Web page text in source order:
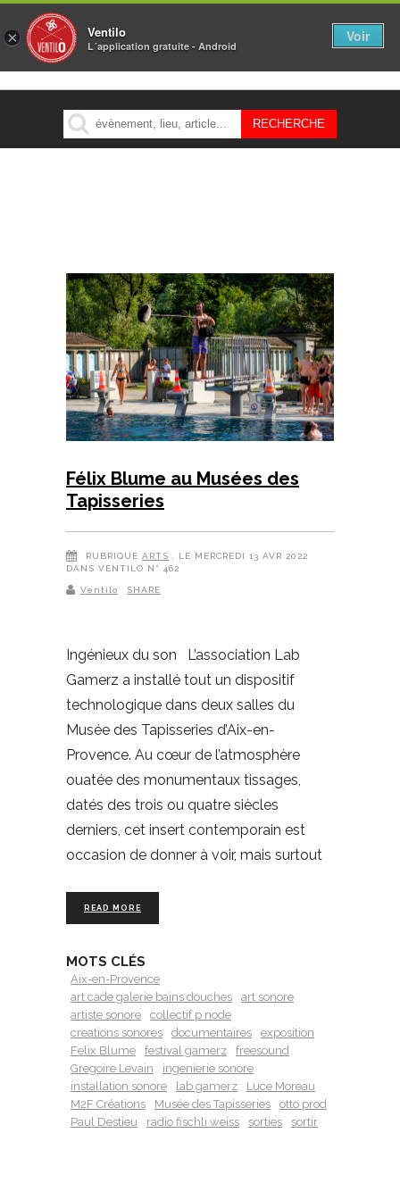
MENU
Félix Blume au Musées des
Tapisseries
RUBRIQUE ARTS
, LE MERCREDI 13 AVR 2022
DANS VENTILO N° 462
Ventilo SHARE
Ingénieux du son L’association Lab
Gamerz a installé tout un dispositif
technologique dans deux salles du
Musée des Tapisseries d’Aix-en-
Provence. Au cœur de l’atmosphère
ouatée des monumentaux tissages,
datés des trois ou quatre siècles
derniers, cet insert contemporain est
occasion de donner à voir, mais surtout
READ MORE
MOTS CLÉS
Aix-en-Provence
art cade galerie bains douches
art sonore
artiste sonore
collectif p node
creations sonores
documentaires
exposition
Felix Blume
festival gamerz
freesound
Gregoire Levain
ingenierie sonore
installation sonore
lab gamerz
Luce Moreau
M2F Créations
Musée des Tapisseries
otto prod
Paul Destieu
radio fischli weiss sorties sortir
× Ventilo
L´application gratuite - Android
Voir